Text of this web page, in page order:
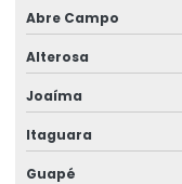
Venda de talha cabo
Venda de talha
Venda de talha
Venda de talha
Abre Campo
Alterosa
Joaíma
Itaguara
Guapé